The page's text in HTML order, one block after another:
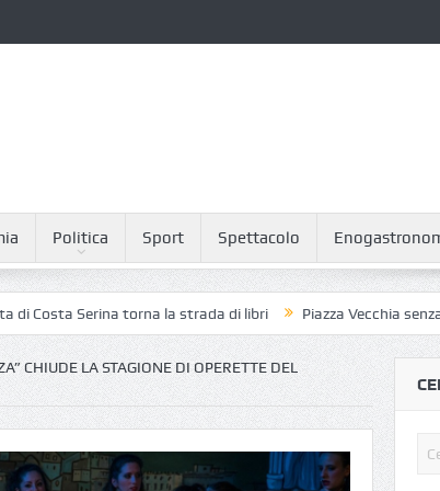
Politica Sport Spettacolo
Serina torna la strada di libri Piazza Vecchia senza
CHIUDE LA STAGIONE DI OPERETTE DEL